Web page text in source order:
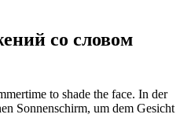
со словом
to shade the face. In der
Sonnenschirm, um dem Gesicht